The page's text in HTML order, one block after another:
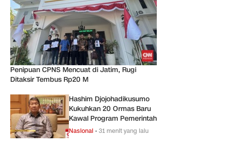
Penipuan CPNS Mencuat di Jatim, Rugi
Ditaksir Tembus Rp20 M
Hashim Djojohadikusumo
Kukuhkan 20 Ormas Baru
Kawal Program Pemerintah
Nasional •31 menit yang lalu